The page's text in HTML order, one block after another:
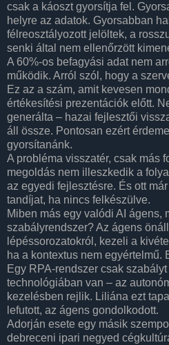
csak a káoszt gyorsítja fel.
helyre az adatok. Gyorsabban
félreosztályozott jelöltek, a
senki által nem ellenőrzött
A 60%-os befagyási adat nem
működik. Arról szól, hogy a
Ez az a szám, amit kevesen
értékesítési prezentációk előtt.
generálta – hazai fejlesztői
áll össze. Pontosan ezért
gyorsítanánk.
A probléma visszatér, csak más
megoldás nem illeszkedik a
az egyedi fejlesztésre. És ott
tandíjat, ha nincs felkészülve.
Miben más egy valódi AI ágens,
szabályrendszer? Az ágens
lépéssorozatokról, kezeli a
ha a kontextus nem egyértelmű.
Egy RPA-rendszer csak
technológiában van – az
kezelésben rejlik. Liliána ezt
lefutott, az ágens gondolkodott.
Adorján esete egy másik
debreceni ipari negyed